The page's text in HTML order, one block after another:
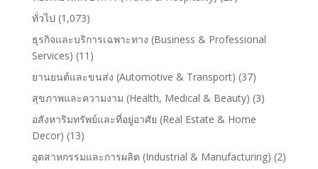
ทั่วไป (1,073)
ธุรกิจและบริการเฉพาะทาง (Business & Professional
Services) (11)
ยานยนต์และขนส่ง (Automotive & Transport) (37)
สุขภาพและความงาม (Health, Medical & Beauty) (3)
อสังหาริมทรัพย์และที่อยู่อาศัย (Real Estate & Home
Decor) (13)
อุตสาหกรรมและการผลิต (Industrial & Manufacturing) (2)